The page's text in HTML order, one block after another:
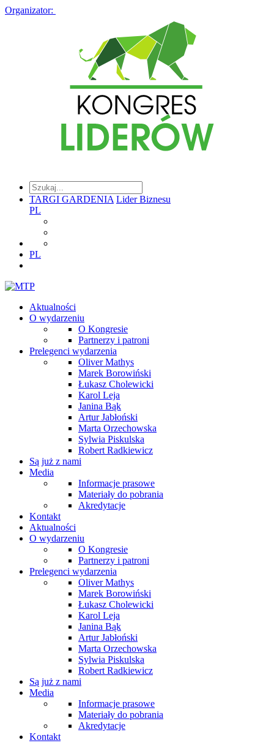
Organizator:
TARGI GARDENIA Lider Biznesu
PL
PL
Aktualności
O wydarzeniu
O Kongresie
Partnerzy i patroni
Prelegenci wydarzenia
Oliver Mathys
Marek Borowiński
Łukasz Cholewicki
Karol Leja
Janina Bąk
Artur Jabłoński
Marta Orzechowska
Sylwia Piskulska
Robert Radkiewicz
Są już z nami
Media
Informacje prasowe
Materiały do pobrania
Akredytacje
Kontakt
Aktualności
O wydarzeniu
O Kongresie
Partnerzy i patroni
Prelegenci wydarzenia
Oliver Mathys
Marek Borowiński
Łukasz Cholewicki
Karol Leja
Janina Bąk
Artur Jabłoński
Marta Orzechowska
Sylwia Piskulska
Robert Radkiewicz
Są już z nami
Media
Informacje prasowe
Materiały do pobrania
Akredytacje
Kontakt